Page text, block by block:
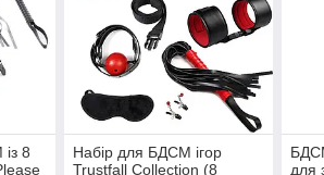
8
Набір для БДСМ ігор
Trustfall Collection (8
для